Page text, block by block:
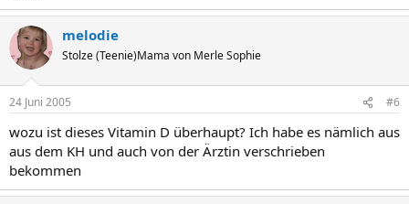
melodie
Stolze (Teenie)Mama von Merle Sophie
24 Juni 2005 #6
wozu ist dieses Vitamin D überhaupt? Ich habe es nämlich aus
aus dem KH und auch von der Ärztin verschrieben
bekommen